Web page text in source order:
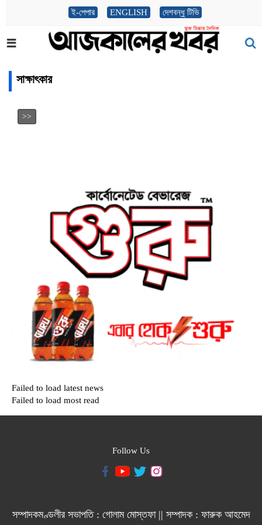
ই-পেপার ENGLISH দেশবন্ধু টিভি
সাক্ষাৎকার
>>
Failed to load latest news
Failed to load most read
Follow Us
সম্পাদকমণ্ডলীর সভাপতি : গোলাম মোস্তফা || সম্পাদক : ফারুক আহমেদ